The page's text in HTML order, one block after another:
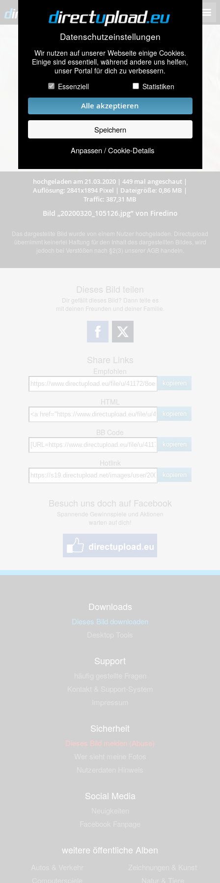
Datenschutzeinstellungen
Wir nutzen auf unserer Webseite einige Cookies.
Einige sind essentiell, während andere uns helfen,
unser Portal für dich zu verbessern.
Essenziell
Statistiken
Alle akzeptieren
Speichern
Anpassen / Cookie-Details
hochgeladen am 21.03.2020 | 449 mal angeschaut |
Auflösung: 2841x1894 Pixel | Dateigröße: 0,86 MB |
Traffic: 387,31 MB
Bild „20200320_105126.jpg” von Firedino
Das dargestellte Bild wurde von einem Nutzer hochgeladen. Directupload
übernimmt keinerlei Haftung für den Inhalt des dargestellten Bildes, wird
jedoch bei Verstößen nach §2(3) unserer AGB handeln.
Dieses Bild teilen
Dir gefällt dieses Bild? Dann teile es
mit deinen Freunden und deiner Familie.
Share Links
Empfohlen
kopieren
HTML
kopieren
BB Code
kopieren
Hotlink
kopieren
Besuch uns doch auf Facebook
Spannende Gewinnspiele und Aktionen
warten auf dich!
Downloads
Dieses Bild downloaden
Support
Sicherheit
Dieses Bild melden (Abuse)
Social Media
weitere öffentliche Alben